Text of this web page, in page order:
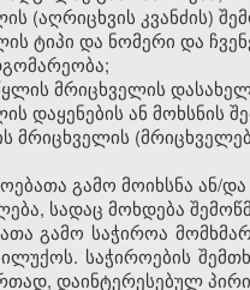
(აღრიცხვის კვანძის)
ტიპი და ნომერი და
მრიცხველის
დაყენების ან მოხსნის
მრიცხველის
გამო მოიხსნა ან/
სადაც მოხდება
გამო საჭიროა
საჭიროების
დაინტერესებულ